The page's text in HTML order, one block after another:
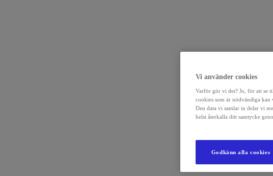
Vi använder cookies
Varför gör vi det? Jo, för att se
cookies som är nödvändiga kan
Den data vi samlar in delar vi
helst återkalla ditt samtycke
Godkänn alla cookies